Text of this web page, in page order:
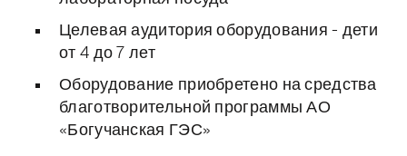
Целевая аудитория оборудования - дети
от 4 до 7 лет
Оборудование приобретено на средства
благотворительной программы АО
«Богучанская ГЭС»